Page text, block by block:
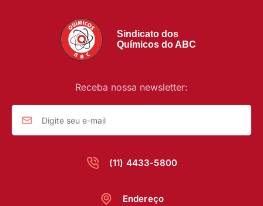
Sindicato dos
Químicos do ABC
(11) 4433-5800
Receba nossa newsletter:
Endereço